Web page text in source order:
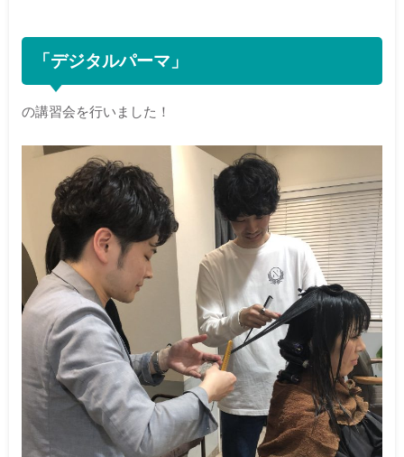
「デジタルパーマ」
の講習会を行いました！